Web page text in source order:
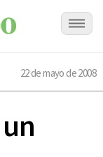
22 de mayo de 2008